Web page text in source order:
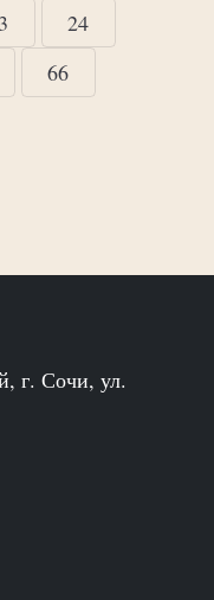
24
66
г. Сочи, ул.